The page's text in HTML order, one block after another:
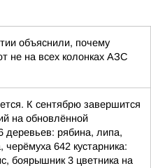
объяснили, почему
не на всех колонках АЗС
К сентябрю завершится
на обновлённой
деревьев: рябина, липа,
черёмуха 642 кустарника:
боярышник 3 цветника на